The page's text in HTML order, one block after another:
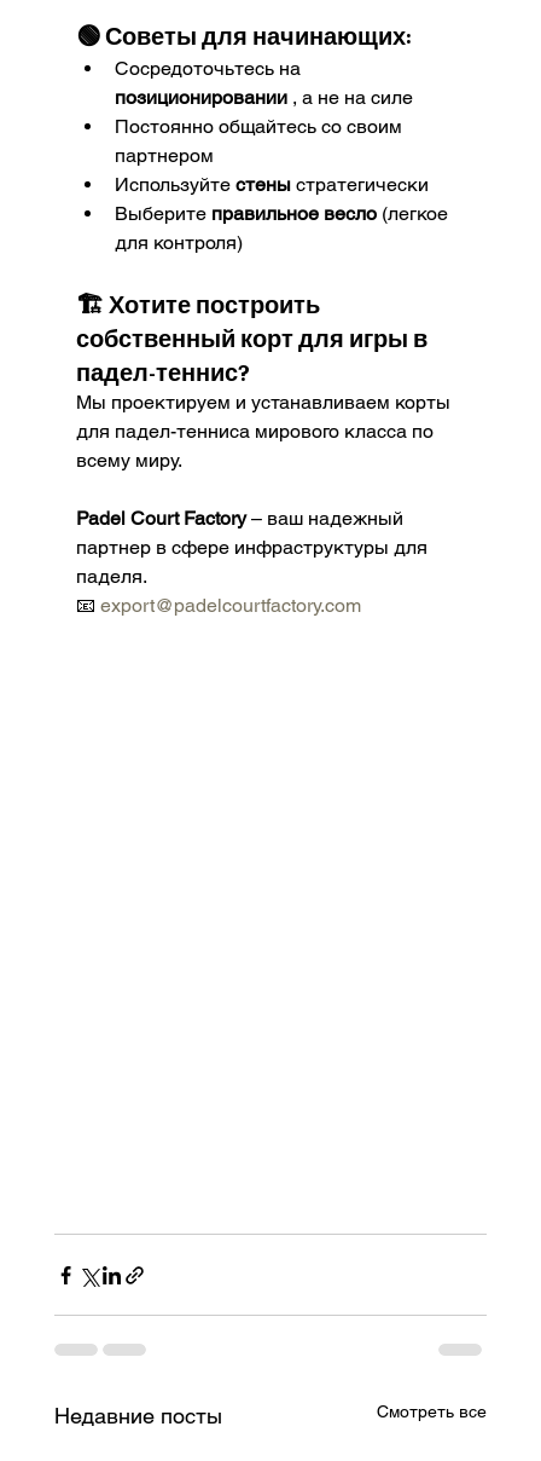
🟢 Советы для начинающих:
Сосредоточьтесь на
позиционировании , а не на силе
Постоянно общайтесь со своим
партнером
Используйте стены стратегически
Выберите правильное весло (легкое
для контроля)
🏗️ Хотите построить
собственный корт для игры в
падел-теннис?
Мы проектируем и устанавливаем корты
для падел-тенниса мирового класса по
всему миру.
Padel Court Factory – ваш надежный
партнер в сфере инфраструктуры для
паделя.
📧 export@padelcourtfactory.com
Недавние посты Смотреть все